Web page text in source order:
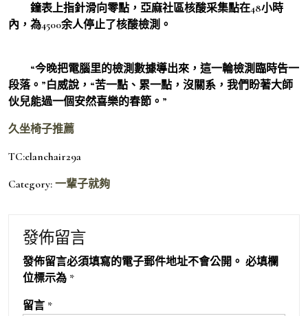
鐘表上指針滑向零點，亞麻社區核酸采集點在48小時
內，為4500余人停止了核酸檢測。
“今晚把電腦里的檢測數據導出來，這一輪檢測臨時告一
段落。”白威說，“苦一點、累一點，沒關系，我們盼著大師
伙兒能過一個安然喜樂的春節。”
久坐椅子推薦
TC:elanchair29a
Category: 一輩子就夠
發佈留言
發佈留言必須填寫的電子郵件地址不會公開。 必填欄
位標示為 *
留言 *